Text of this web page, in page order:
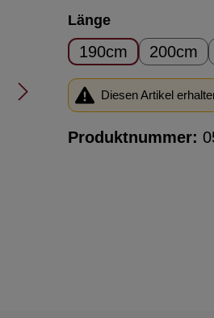
Längeauswählen
190cm 200cm
Diesen Artikel
Produktnummer: